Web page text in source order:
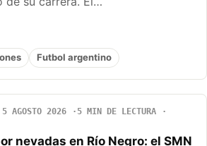
Futbol argentino
5 AGOSTO 2026
5 MIN DE LECTURA
nevadas en Río Negro: el SMN